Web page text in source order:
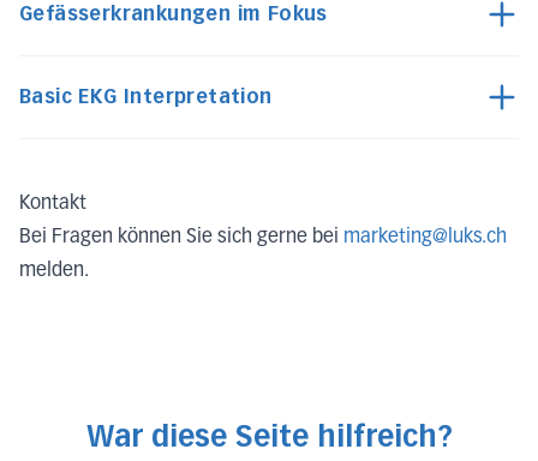
Gefässerkrankungen im Fokus
Basic EKG Interpretation
Kontakt
Bei Fragen können Sie sich gerne bei
marketing@luks.ch
melden.
War diese Seite hilfreich?